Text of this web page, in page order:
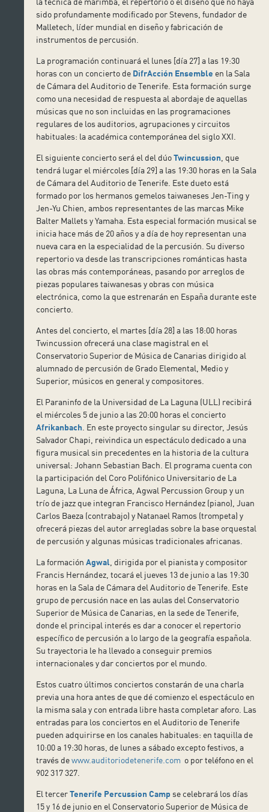
sido profundamente modificado por Stevens, fundador de
Malletech, líder mundial en diseño y fabricación de
instrumentos de percusión.
La programación continuará el lunes [día 27] a las 19:30
horas con un concierto de DifrAcción Ensemble en la Sala
de Cámara del Auditorio de Tenerife. Esta formación surge
como una necesidad de respuesta al abordaje de aquellas
músicas que no son incluidas en las programaciones
regulares de los auditorios, agrupaciones y circuitos
habituales: la académica contemporánea del siglo XXI.
El siguiente concierto será el del dúoTwincussion , que
tendrá lugar el miércoles [día 29] a las 19:30 horas en la Sala
de Cámara del Auditorio de Tenerife. Este dueto está
formado por los hermanos gemelos taiwaneses Jen-Ting y
Jen-Yu Chien, ambos representantes de las marcas Mike
Balter Mallets y Yamaha. Esta especial formación musical se
inicia hace más de 20 años y a día de hoy representan una
nueva cara en la especialidad de la percusión. Su diverso
repertorio va desde las transcripciones románticas hasta
las obras más contemporáneas, pasando por arreglos de
piezas populares taiwanesas y obras con música
electrónica, como la que estrenarán en España durante este
concierto.
Antes del concierto, el martes [día 28] a las 18:00 horas
Twincussion ofrecerá una clase magistral en el
Conservatorio Superior de Música de Canarias dirigido al
alumnado de percusión de Grado Elemental, Medio y
Superior, músicos en general y compositores.
El Paraninfo de la Universidad de La Laguna (ULL) recibirá
el miércoles 5 de junio a las 20:00 horas el concierto
Afrikanbach . En este proyecto singular su director, Jesús
Salvador Chapi, reivindica un espectáculo dedicado a una
figura musical sin precedentes en la historia de la cultura
universal: Johann Sebastian Bach. El programa cuenta con
la participación del Coro Polifónico Universitario de La
Laguna, La Luna de África, Agwal Percussion Group y un
trío de jazz que integran Francisco Hernández (piano), Juan
Carlos Baeza (contrabajo) y Natanael Ramos (trompeta) y
ofrecerá piezas del autor arregladas sobre la base orquestal
de percusión y algunas músicas tradicionales africanas.
La formaciónAgwal , dirigida por el pianista y compositor
Francis Hernández, tocará el jueves 13 de junio a las 19:30
horas en la Sala de Cámara del Auditorio de Tenerife. Este
grupo de percusión nace en las aulas del Conservatorio
Superior de Música de Canarias, en la sede de Tenerife,
donde el principal interés es dar a conocer el repertorio
específico de percusión a lo largo de la geografía española.
Su trayectoria le ha llevado a conseguir premios
internacionales y dar conciertos por el mundo.
Estos cuatro últimos conciertos constarán de una charla
previa una hora antes de que dé comienzo el espectáculo en
la misma sala y con entrada libre hasta completar aforo. Las
entradas para los conciertos en el Auditorio de Tenerife
pueden adquirirse en los canales habituales: en taquilla de
10:00 a 19:30 horas, de lunes a sábado excepto festivos, a
través dewww.auditoriodetenerife.com o por teléfono en el
902 317 327.
El tercerTenerife Percussion Campse celebrará los días
15 y 16 de junio en el Conservatorio Superior de Música de